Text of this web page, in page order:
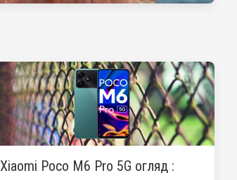
Xiaomi Poco M6 Pro 5G огляд :